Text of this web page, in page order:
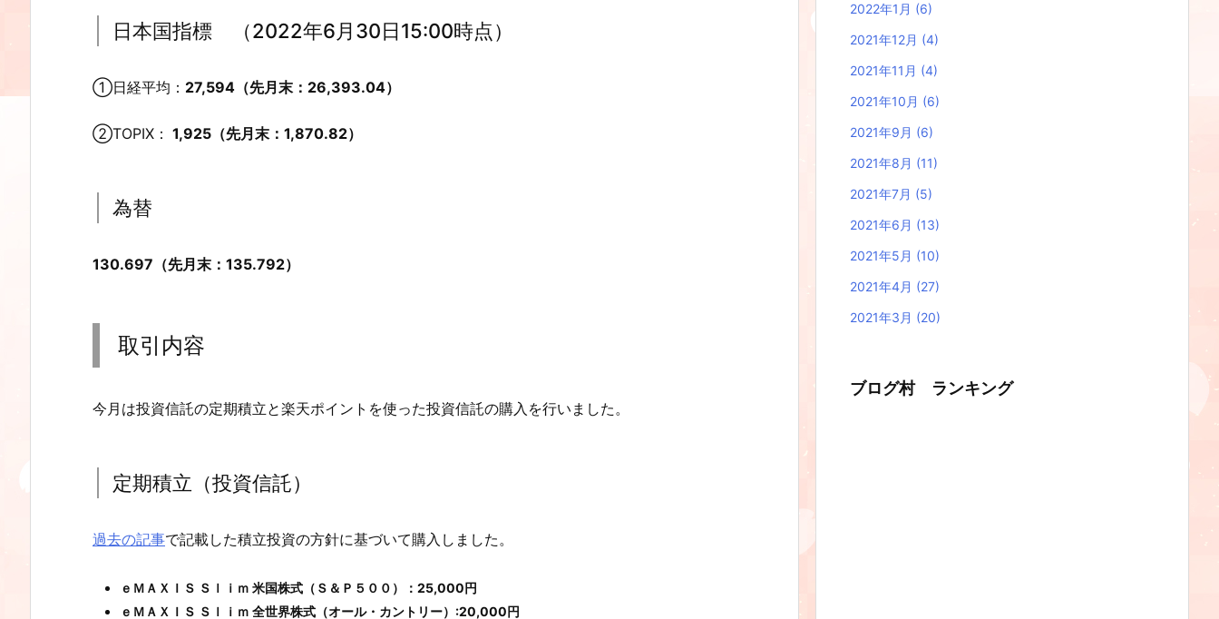
日本国指標 （2022年6月30日15:00時点）
①日経平均： 27,594（先月末： 26,393.04）
②TOPIX： 1,925 （先月末： 1,870.82）
為替
130.697（先月末：135.792）
取引内容
今月は投資信託の定期積立と楽天ポイントを使った投資信託の購入を行いました。
定期積立（投資信託）
過去の記事で記載した積立投資の方針に基づいて購入しました。
ｅＭＡＸＩＳ Ｓｌｉｍ 米国株式（Ｓ＆Ｐ５００）：25,000円
ｅＭＡＸＩＳ Ｓｌｉｍ 全世界株式（オール・カントリー）:20,000円
2022年1月 (6)
2021年12月 (4)
2021年11月 (4)
2021年10月 (6)
2021年9月 (6)
2021年8月 (11)
2021年7月 (5)
2021年6月 (13)
2021年5月 (10)
2021年4月 (27)
2021年3月 (20)
ブログ村 ランキング